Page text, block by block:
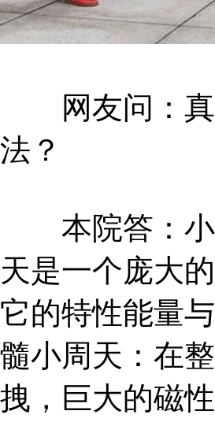
网友问：真
法？
本院答：小
天是一个庞大
它的特性能量
髓小周天：在
拽，巨大的磁